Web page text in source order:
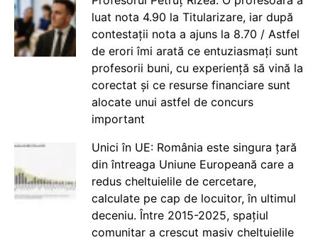
luat nota 4.90 la Titularizare, iar după
contestații nota a ajuns la 8.70 / Astfel
de erori îmi arată ce entuziasmați sunt
profesorii buni, cu experiență să vină la
corectat și ce resurse financiare sunt
alocate unui astfel de concurs
important
Unici în UE: România este singura țară
din întreaga Uniune Europeană care a
redus cheltuielile de cercetare,
calculate pe cap de locuitor, în ultimul
deceniu. Între 2015-2025, spațiul
comunitar a crescut masiv cheltuielile